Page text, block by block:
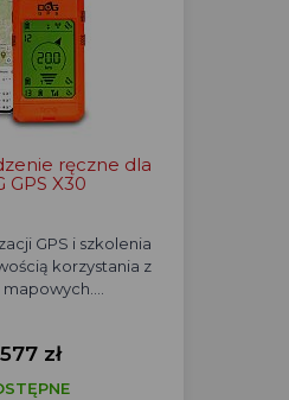
ręczne dla
GPS X30
GPS i szkolenia
korzystania z
mapowych.…
zł